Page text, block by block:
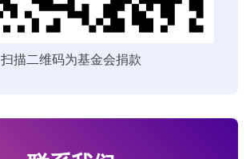
扫描二维码为基金会捐款